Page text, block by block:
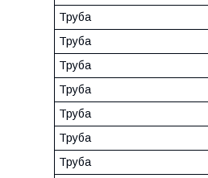
Труба
Труба
Труба
Труба
Труба
Труба
Труба